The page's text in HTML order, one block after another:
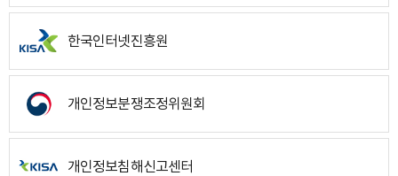
한국인터넷진흥원
개인정보분쟁조정위원회
개인정보침해신고센터